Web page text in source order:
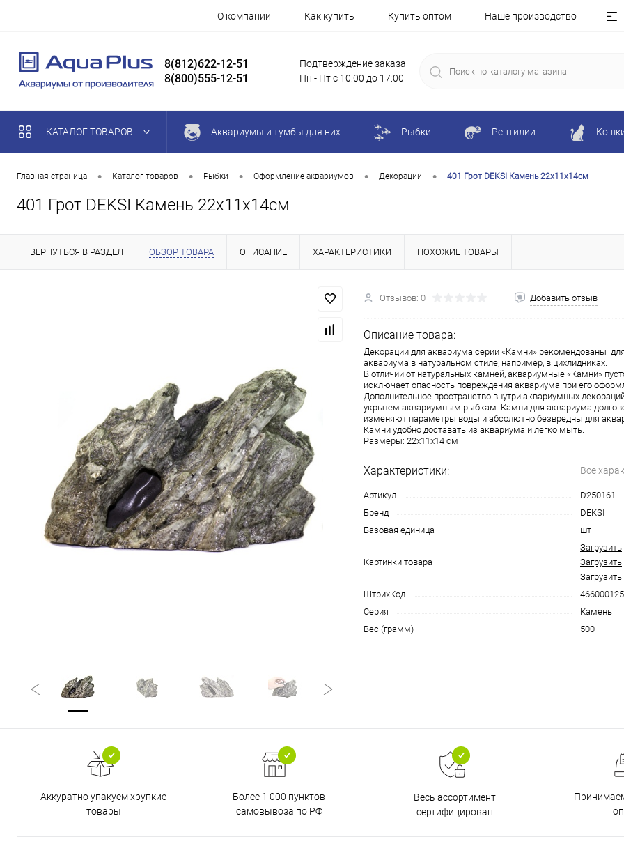
О компании Как купить Купить оптом Наше производство
8(812)622-12-51
8(800)555-12-51
Подтверждение заказа
Пн - Пт с 10:00 до 17:00
КАТАЛОГ ТОВАРОВ Аквариумы и тумбы для них Рыбки Рептилии
Главная страница • Каталог товаров • Рыбки • Оформление аквариумов • Декорации • 401 Грот DEKSI Камень 22х11х14см
401 Грот DEKSI Камень 22х11х14см
ВЕРНУТЬСЯ В РАЗДЕЛ ОБЗОР ТОВАРА ОПИСАНИЕ ХАРАКТЕРИСТИКИ ПОХОЖИЕ ТОВАРЫ
Отзывов: 0 Добавить отзыв
Описание товара:
Декорации для аквариума серии «Камни» рекомендованы
аквариума в натуральном стиле, например, в цихлидниках.
В отличии от натуральных камней, аквариумные «Камни»
исключает опасность повреждения аквариума при его
Дополнительное пространство внутри аквариумных
укрытем аквариумным рыбкам. Камни для аквариума
изменяют параметры воды и абсолютно безвредны для
Камни удобно доставать из аквариума и легко мыть.
Размеры: 22х11х14 см
Характеристики: Все
Артикул
D250161
Бренд
DEKSI
Базовая единица
шт
Картинки товара
Загрузить
Загрузить
Загрузить
ШтрихКод
Серия
Камень
Вес (грамм)
500
Аккуратно упакуем хрупкие
товары
Более 1 000 пунктов
самовывоза по РФ
Весь ассортимент
сертифицирован